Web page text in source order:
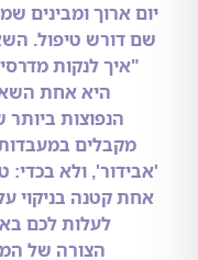
ומבינים שמשהו
טיפול. השאלה
לנקות מדרסים?"
היא אחת השאלות
הנפוצות ביותר שאנו
במעבדות של
ולא בכדי: טעות
קטנה בניקוי עלולה
לעלות לכם באיבוד
הצורה של המדרס